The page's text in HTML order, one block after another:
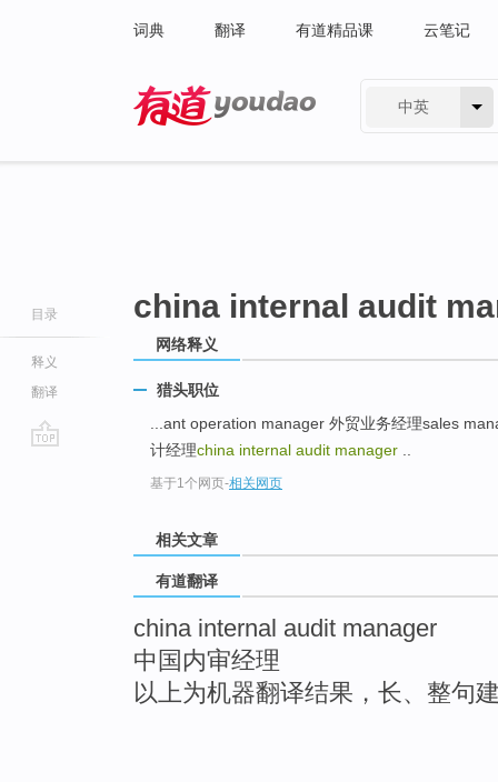
词典 翻译 有道精品课 云笔记
中英
目录
释义
翻译
china internal audit
网络释义
猎头职位
...ant operation manager 外贸业务经理sales
计经理china internal audit manager
基于1个网页-相关网页
相关文章
有道翻译
china internal audit manager
中国内审经理
以上为机器翻译结果，长、整句